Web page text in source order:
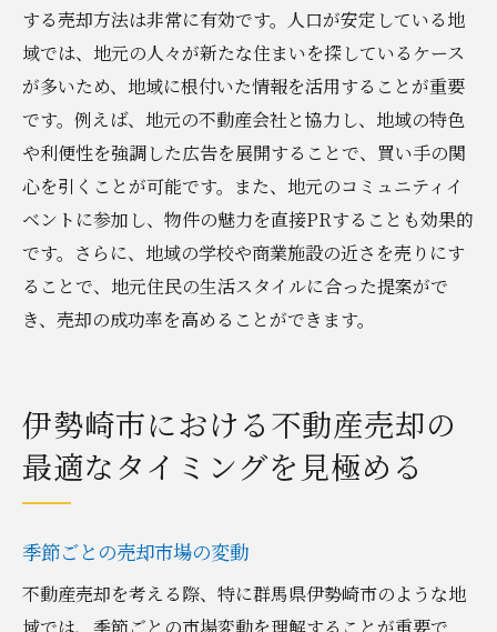
する売却方法は非常に有効です。人口が安定している地
域では、地元の人々が新たな住まいを探しているケース
が多いため、地域に根付いた情報を活用することが重要
です。例えば、地元の不動産会社と協力し、地域の特色
や利便性を強調した広告を展開することで、買い手の関
心を引くことが可能です。また、地元のコミュニティイ
ベントに参加し、物件の魅力を直接PRすることも効果的
です。さらに、地域の学校や商業施設の近さを売りにす
ることで、地元住民の生活スタイルに合った提案がで
き、売却の成功率を高めることができます。
伊勢崎市における不動産売却の
最適なタイミングを見極める
季節ごとの売却市場の変動
不動産売却を考える際、特に群馬県伊勢崎市のような地
域では、季節ごとの市場変動を理解することが重要で